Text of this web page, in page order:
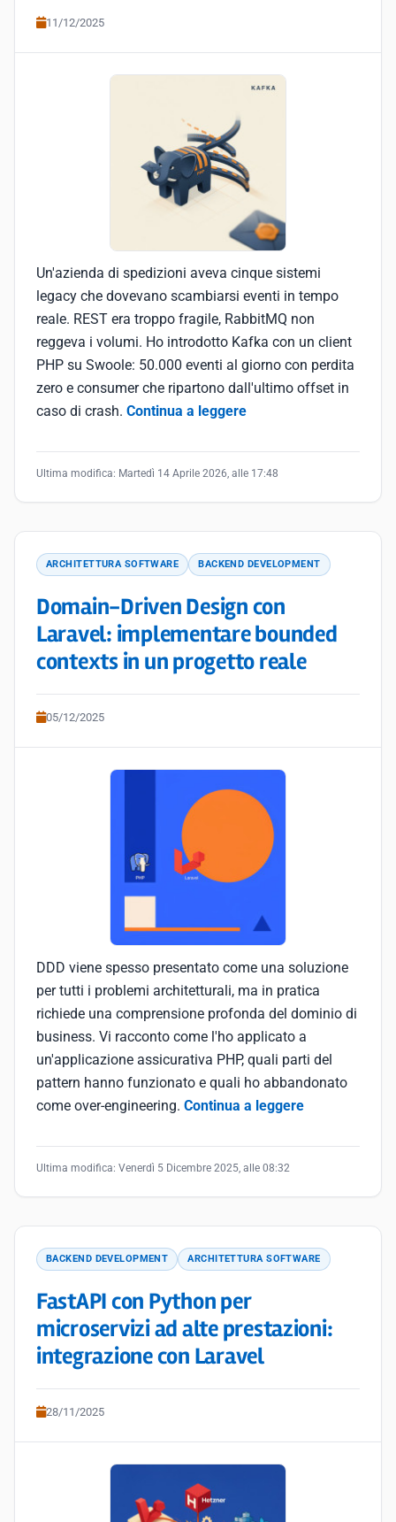
11/12/2025
Un'azienda di spedizioni aveva cinque sistemi
legacy che dovevano scambiarsi eventi in tempo
reale. REST era troppo fragile, RabbitMQ non
reggeva i volumi. Ho introdotto Kafka con un client
PHP su Swoole: 50.000 eventi al giorno con perdita
zero e consumer che ripartono dall'ultimo offset in
caso di crash. Continua a leggere
Ultima modifica: Martedì 14 Aprile 2026, alle 17:48
ARCHITETTURA SOFTWARE BACKEND DEVELOPMENT
Domain-Driven Design con
Laravel: implementare bounded
contexts in un progetto reale
05/12/2025
DDD viene spesso presentato come una soluzione
per tutti i problemi architetturali, ma in pratica
richiede una comprensione profonda del dominio di
business. Vi racconto come l'ho applicato a
un'applicazione assicurativa PHP, quali parti del
pattern hanno funzionato e quali ho abbandonato
come over-engineering. Continua a leggere
Ultima modifica: Venerdì 5 Dicembre 2025, alle 08:32
BACKEND DEVELOPMENT ARCHITETTURA SOFTWARE
FastAPI con Python per
microservizi ad alte prestazioni:
integrazione con Laravel
28/11/2025